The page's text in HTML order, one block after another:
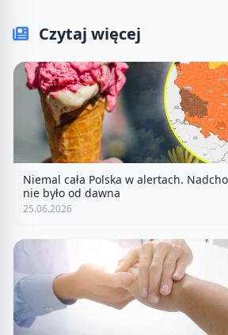
Czytaj więcej
Niemal cała Polska w alertach.
nie było od dawna
25.06.2026